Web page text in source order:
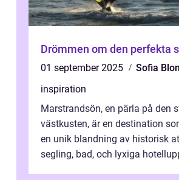
Drömmen om den perfekta
01 september 2025
Sofia
inspiration
Marstrandsön, en pärla på den
västkusten, är en destination
en unik blandning av historisk
segling, bad, och lyxiga